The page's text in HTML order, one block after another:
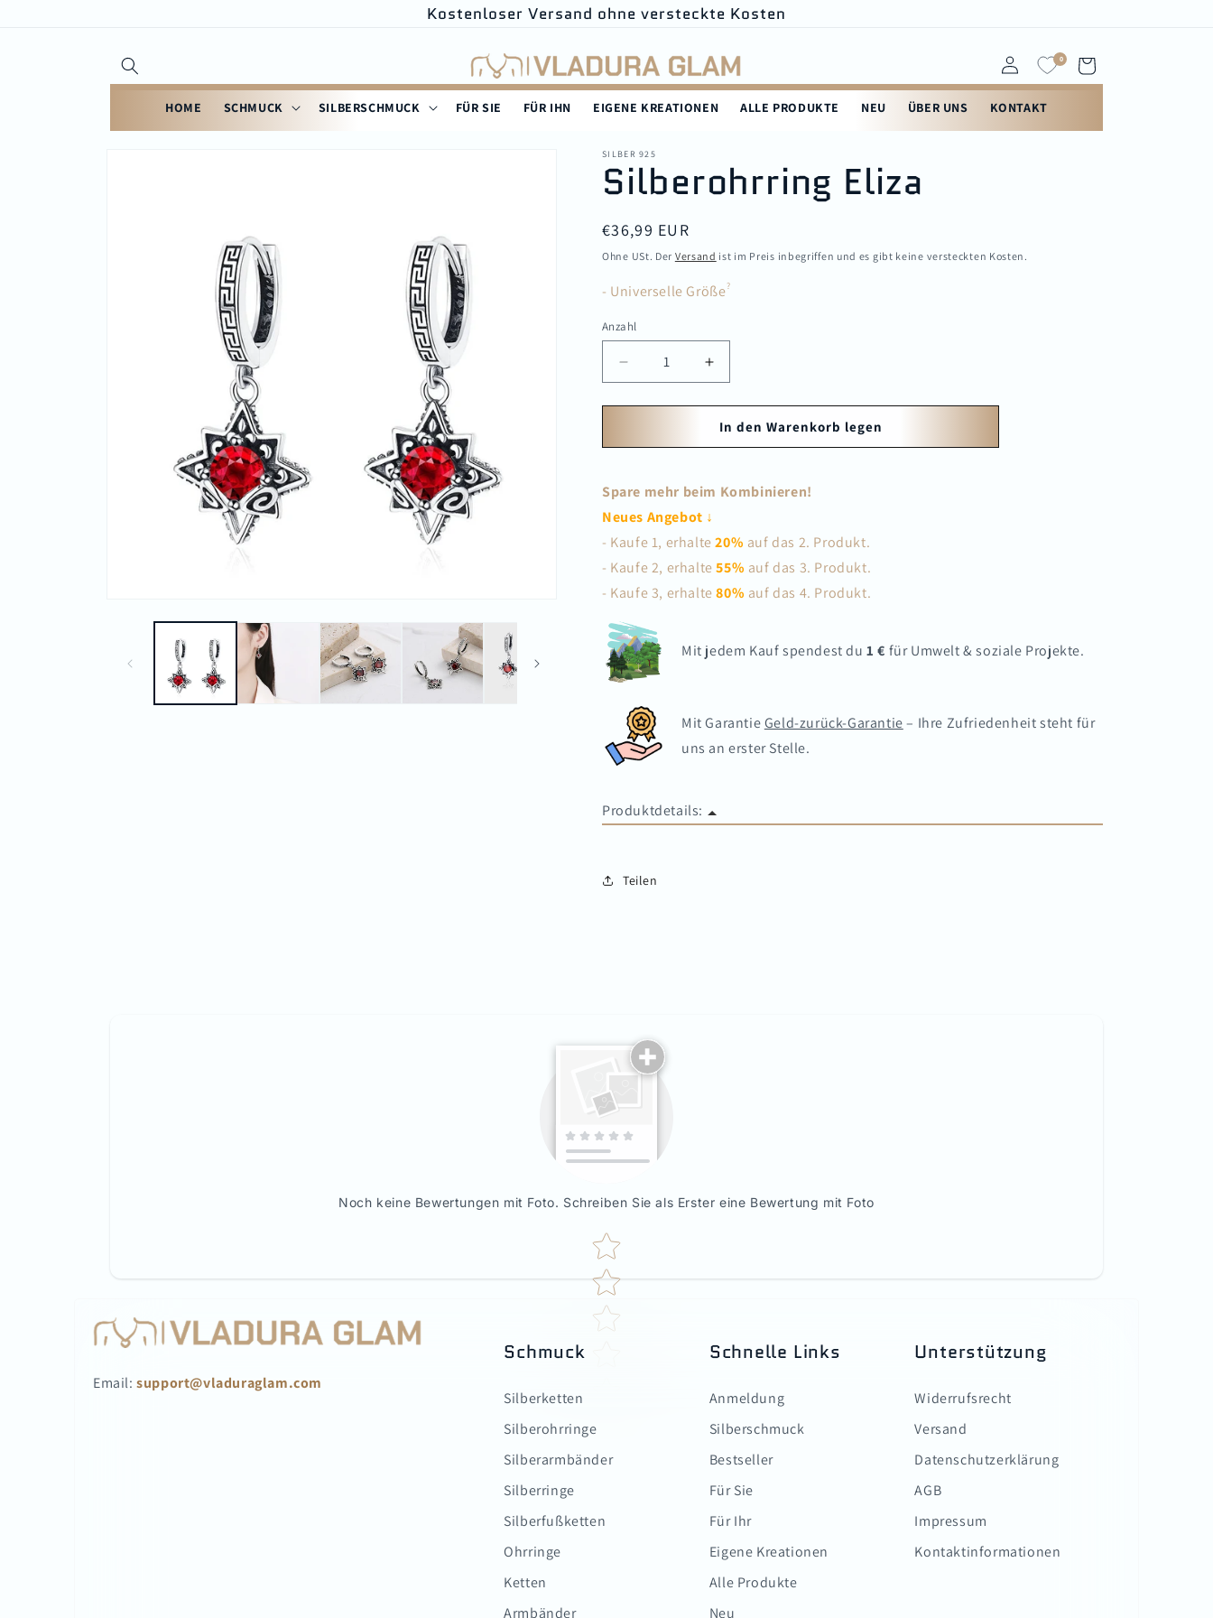
Kostenloser Versand ohne versteckte Kosten
HOME SCHMUCK SILBERSCHMUCK FÜR SIE FÜR IHN EIGENE KREATIONEN ALLE PRODUKTE NEU ÜBER UNS KONTAKT
Einloggen 0
Warenkorb
SILBER 925
Silberohrring Eliza
Normaler
Preis
€36,99 EUR
Ohne USt. Der Versand ist im Preis inbegriffen und es gibt keine versteckten Kosten.
- Universelle Größe?
Anzahl
Verringere
die
Menge
Silberohrring
Erhöhe
die
Menge
für
Silberohrring
In den Warenkorb legen
Spare mehr beim Kombinieren!
Neues Angebot ↓
- Kaufe 1, erhalte20% auf das 2. Produkt.
- Kaufe 2, erhalte55% auf das 3. Produkt.
- Kaufe 3, erhalte80% auf das 4. Produkt.
Mit jedem Kauf spendest du1 € für Umwelt & soziale Projekte.
Mit GarantieGeld-zurück-Garantie– Ihre Zufriedenheit steht für
uns an erster Stelle.
Produktdetails:
•Behandlungsverfahren: Inlay
Teilen
Noch keine Bewertungen mit Foto. Schreiben Sie als Erster eine Bewertung mit Foto
Star rating
Email:support@vladuraglam.com
Schmuck
Silberketten
Silberohrringe
Silberarmbänder
Silberringe
Silberfußketten
Ohrringe
Ketten
Armbänder
Schnelle Links
Anmeldung
Silberschmuck
Bestseller
Für Sie
Für Ihr
Eigene Kreationen
Alle Produkte
Neu
Unterstützung
Widerrufsrecht
Versand
Datenschutzerklärung
AGB
Impressum
Kontaktinformationen